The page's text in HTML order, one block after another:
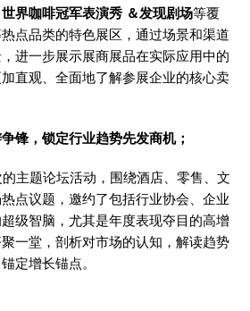
界咖啡冠军表演秀 ＆发现剧场等覆
点品类的特色展区，通过场景和渠道
进一步展示展商展品在实际应用中的
直观、全面地了解参展企业的核心卖
锋，锁定行业趋势先发商机；
主题论坛活动，围绕酒店、零售、文
点议题，邀约了包括行业协会、企业
级智脑，尤其是年度表现夺目的高增
一堂，剖析对市场的认知，解读趋势
定增长锚点。